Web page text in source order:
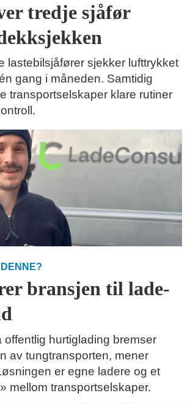
tredje sjåfør
lastebilsjåfører sjekker lufttrykket
gang i måneden. Samtidig
transportselskaper klare rutiner
bransjen til lade-
offentlig hurtiglading bremser
av tungtransporten, mener
er egne ladere og et
mellom transportselskaper.